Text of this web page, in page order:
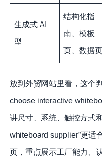
生成式 AI
型
结构化指
南、模板
页、数据页
放到外贸网站里看，这个
choose interactive
讲尺寸、系统、触控方式
whiteboard supplier”更适
页，重点展示工厂能力、